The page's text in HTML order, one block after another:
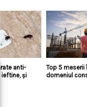
anti-
ieftine, și
Top 5 meserii
domeniul